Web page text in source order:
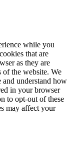
while you
that are
as they are
the website. We
and understand how
in your browser
to opt-out of these
may affect your